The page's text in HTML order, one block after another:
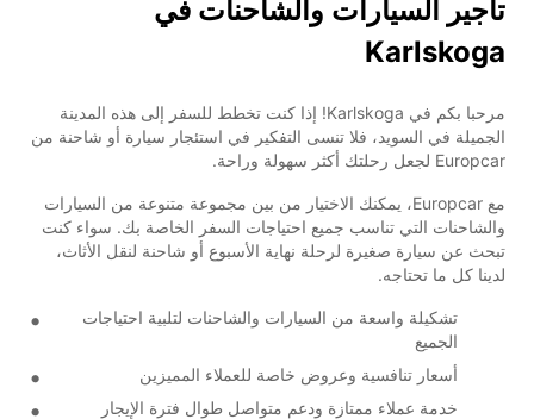
تأجير السيارات والشاحنات في
Karlskoga
مرحبا بكم في Karlskoga! إذا كنت تخطط للسفر إلى هذه المدينة
الجميلة في السويد، فلا تنسى التفكير في استئجار سيارة أو شاحنة من
Europcar لجعل رحلتك أكثر سهولة وراحة.
مع Europcar، يمكنك الاختيار من بين مجموعة متنوعة من السيارات
والشاحنات التي تناسب جميع احتياجات السفر الخاصة بك. سواء كنت
تبحث عن سيارة صغيرة لرحلة نهاية الأسبوع أو شاحنة لنقل الأثاث،
لدينا كل ما تحتاجه.
تشكيلة واسعة من السيارات والشاحنات لتلبية احتياجات
الجميع
أسعار تنافسية وعروض خاصة للعملاء المميزين
خدمة عملاء ممتازة ودعم متواصل طوال فترة الإيجار